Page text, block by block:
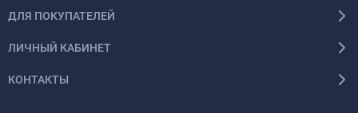
ДЛЯ ПОКУПАТЕЛЕЙ
ЛИЧНЫЙ КАБИНЕТ
КОНТАКТЫ